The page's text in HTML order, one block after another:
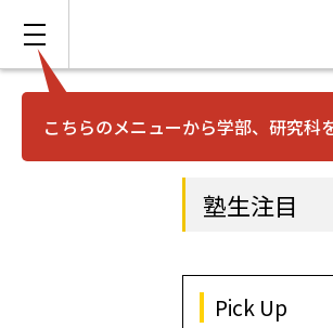
こちらのメニューから学部、研究科
塾生注目
Pick Up